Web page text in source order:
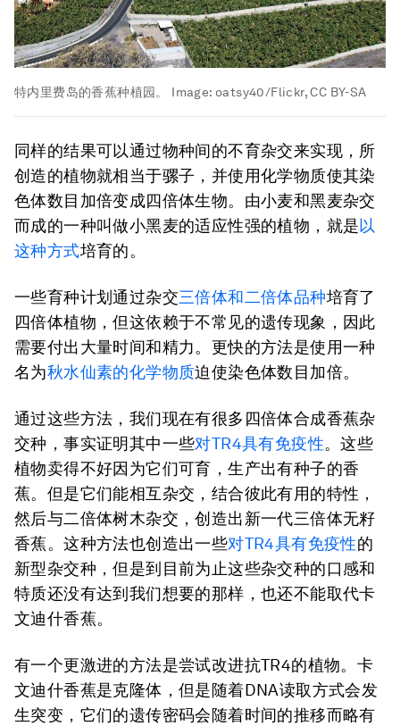
特内里费岛的香蕉种植园。 Image:oatsy40/Flickr, CC BY-SA
同样的结果可以通过物种间的不育杂交来实现，所
创造的植物就相当于骡子，并使用化学物质使其染
色体数目加倍变成四倍体生物。由小麦和黑麦杂交
而成的一种叫做小黑麦的适应性强的植物，就是以
这种方式培育的。
一些育种计划通过杂交三倍体和二倍体品种培育了
四倍体植物，但这依赖于不常见的遗传现象，因此
需要付出大量时间和精力。更快的方法是使用一种
名为秋水仙素的化学物质迫使染色体数目加倍。
通过这些方法，我们现在有很多四倍体合成香蕉杂
交种，事实证明其中一些对TR4具有免疫性。这些
植物卖得不好因为它们可育，生产出有种子的香
蕉。但是它们能相互杂交，结合彼此有用的特性，
然后与二倍体树木杂交，创造出新一代三倍体无籽
香蕉。这种方法也创造出一些对TR4具有免疫性的
新型杂交种，但是到目前为止这些杂交种的口感和
特质还没有达到我们想要的那样，也还不能取代卡
文迪什香蕉。
有一个更激进的方法是尝试改进抗TR4的植物。卡
文迪什香蕉是克隆体，但是随着DNA读取方式会发
生突变，它们的遗传密码会随着时间的推移而略有